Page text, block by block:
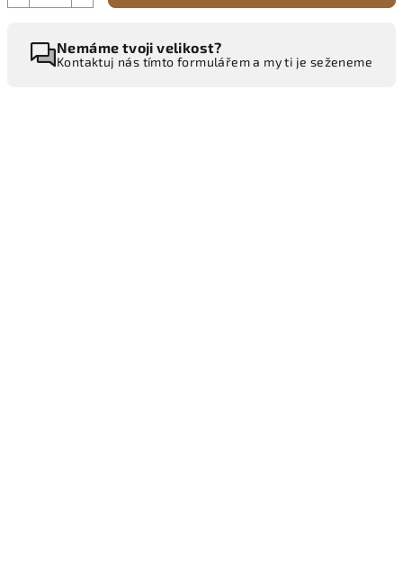
Nemáme tvoji velikost?
Kontaktuj nás tímto formulářem a my ti je seženeme